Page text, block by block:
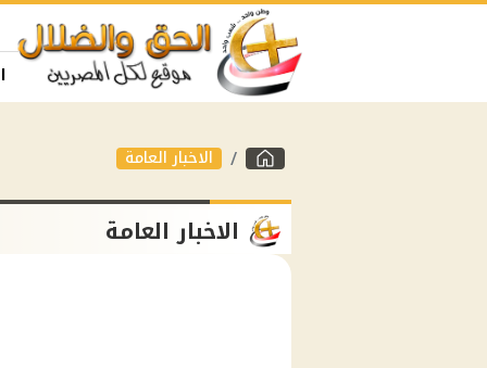
الاخبار العامة
الاخبار العامة